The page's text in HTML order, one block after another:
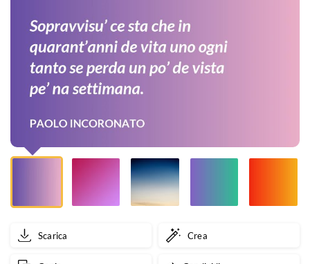
quarant’anni
de
vita
uno
ogni
tanto
perda
un
po’
Scarica Crea